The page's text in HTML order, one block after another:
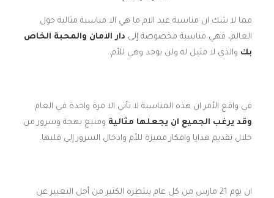
مما لا شك ان مناسبة عيد الام ما هي الا مناسبة مثالية حول
العالم، فهي مناسبة مخصوصة إلى دار الامان والمحبة الخاص
بك والذي لا مثيل له ولن يوجد وهي للأم.
في واقع الأمر ان هذه المناسبة لا تأتي الا مرة واحدة في العام
وقد يرغب الجميع ان يجعلها مثالية ومنبع بهجة وسرور من
خلال تقديم هدايا وافكار مميزة للأم وادخال السرور إلى قلبها.
ان يوم 21 مارس من كل عام ينتظره الكثير من أجل التعبير عن